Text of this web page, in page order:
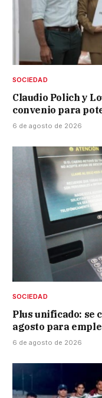
SOCIEDAD
Claudio Polich y
convenio para
6 de agosto de 2026
SOCIEDAD
Plus unificado: se
agosto para
6 de agosto de 2026